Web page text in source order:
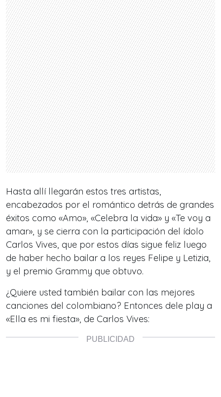
Hasta allí llegarán estos tres artistas,
encabezados por el romántico detrás de grandes
éxitos como «Amo», «Celebra la vida» y «Te voy a
amar», y se cierra con la participación del ídolo
Carlos Vives, que por estos días sigue feliz luego
de haber hecho bailar a los reyes Felipe y Letizia,
y el premio Grammy que obtuvo.
¿Quiere usted también bailar con las mejores
canciones del colombiano? Entonces dele play a
«Ella es mi fiesta», de Carlos Vives: